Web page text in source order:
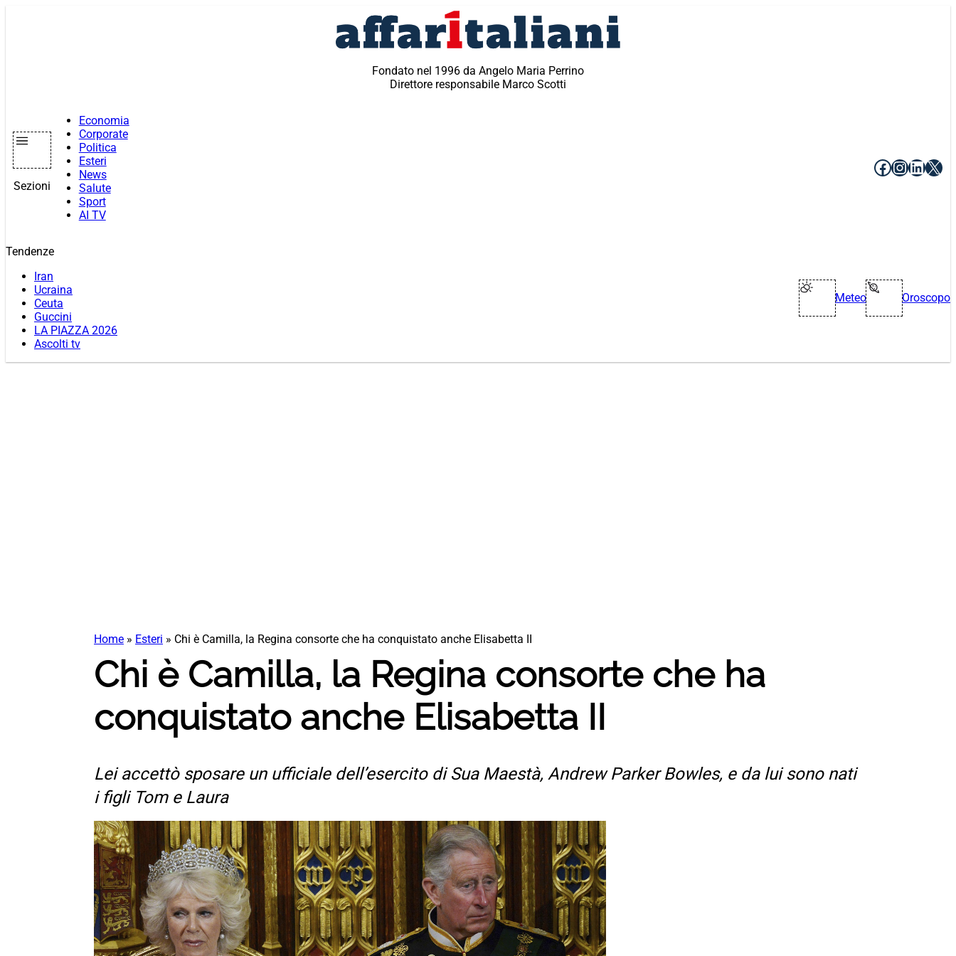
Fondato nel 1996 da Angelo Maria Perrino
Direttore responsabile Marco Scotti
Sezioni
Economia
Corporate
Politica
Esteri
News
Salute
Sport
AI TV
Facebook
X
Tendenze
Iran
Ucraina
Ceuta
Guccini
LA PIAZZA 2026
Ascolti tv
Meteo Oroscopo
Home » Esteri » Chi è Camilla, la Regina consorte che ha conquistato anche Elisabetta II
Chi è Camilla, la Regina consorte che ha
conquistato anche Elisabetta II
Lei accettò sposare un ufficiale dell’esercito di Sua Maestà, Andrew Parker Bowles, e da lui sono nati
i figli Tom e Laura